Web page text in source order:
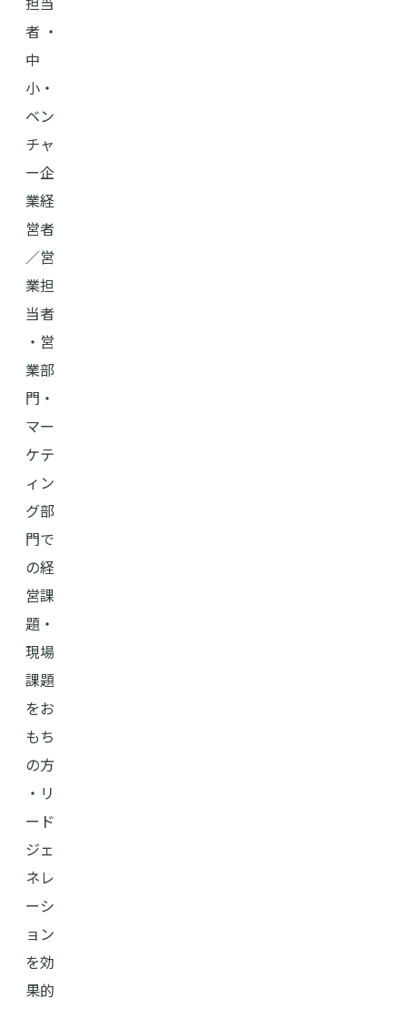
者 ・
中
小・
ベン
チャ
ー企
業経
営者
／営
業担
当者
・営
業部
門・
マー
ケテ
ィン
グ部
門で
の経
営課
題・
現場
課題
をお
もち
の方
・リ
ード
ジェ
ネレ
ーシ
ョン
を効
果的